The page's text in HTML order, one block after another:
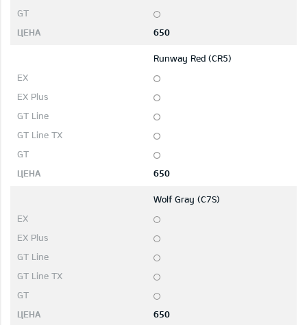
650
Runway Red (CR5)
650
Wolf Gray (C7S)
650